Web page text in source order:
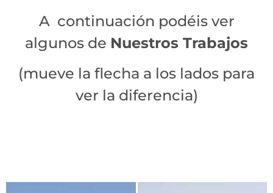
A continuación podéis ver
algunos de Nuestros Trabajos
(mueve la flecha a los lados para
ver la diferencia)